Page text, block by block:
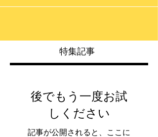
特集記事
後でもう一度お試
しください
記事が公開されると、ここに